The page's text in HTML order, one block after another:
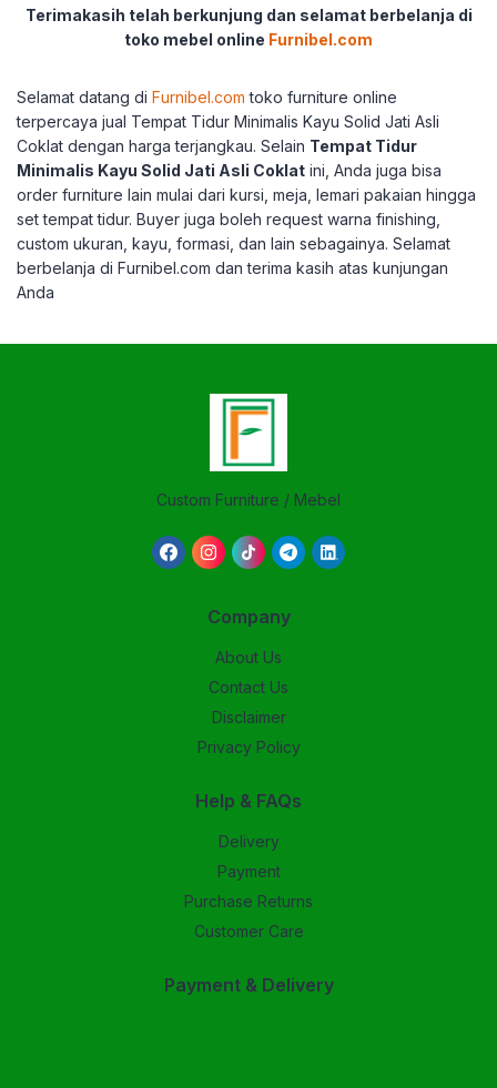
Terimakasih telah berkunjung dan selamat berbelanja di
toko mebel online Furnibel.com
Selamat datang di Furnibel.com toko furniture online
terpercaya jual Tempat Tidur Minimalis Kayu Solid Jati Asli
Coklat dengan harga terjangkau. Selain Tempat Tidur
Minimalis Kayu Solid Jati Asli Coklat ini, Anda juga bisa
order furniture lain mulai dari kursi, meja, lemari pakaian hingga
set tempat tidur. Buyer juga boleh request warna finishing,
custom ukuran, kayu, formasi, dan lain sebagainya. Selamat
berbelanja di Furnibel.com dan terima kasih atas kunjungan
Anda
Custom Furniture / Mebel
Company
About Us
Contact Us
Disclaimer
Privacy Policy
Help & FAQs
Delivery
Payment
Purchase Returns
Customer Care
Payment & Delivery